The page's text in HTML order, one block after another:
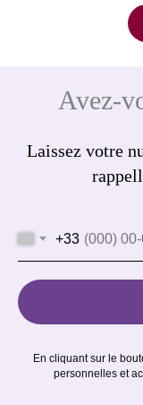
Avez-
Laissez votre
+33
En cliquant sur le
personnelles et